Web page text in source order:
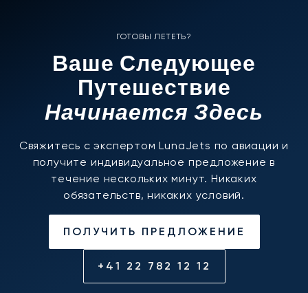
ГОТОВЫ ЛЕТЕТЬ?
Ваше Следующее
Путешествие
Начинается Здесь
Свяжитесь с экспертом LunaJets по авиации и
получите индивидуальное предложение в
течение нескольких минут. Никаких
обязательств, никаких условий.
ПОЛУЧИТЬ ПРЕДЛОЖЕНИЕ
+41 22 782 12 12